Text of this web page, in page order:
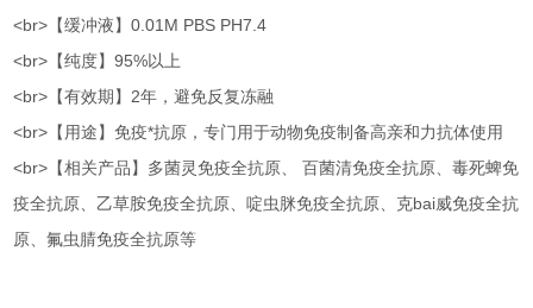
<br>【缓冲液】0.01M PBS PH7.4
<br>【纯度】95%以上
<br>【有效期】2年，避免反复冻融
<br>【用途】免疫*抗原，专门用于动物免疫制备高亲和力抗体使用
<br>【相关产品】多菌灵免疫全抗原、 百菌清免疫全抗原、毒死蜱免
疫全抗原、乙草胺免疫全抗原、啶虫脒免疫全抗原、克bai威免疫全抗
原、氟虫腈免疫全抗原等